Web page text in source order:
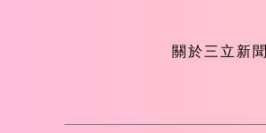
關於三立新